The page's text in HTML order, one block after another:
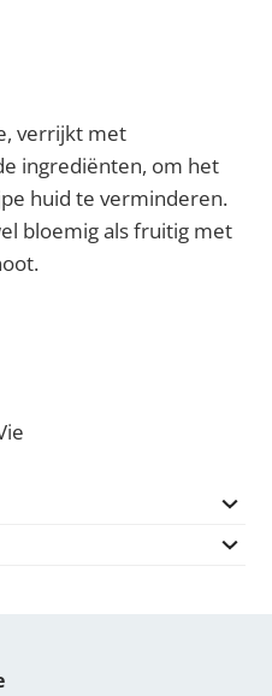
verrijkt met
ingrediënten, om het
huid te verminderen.
bloemig als fruitig met